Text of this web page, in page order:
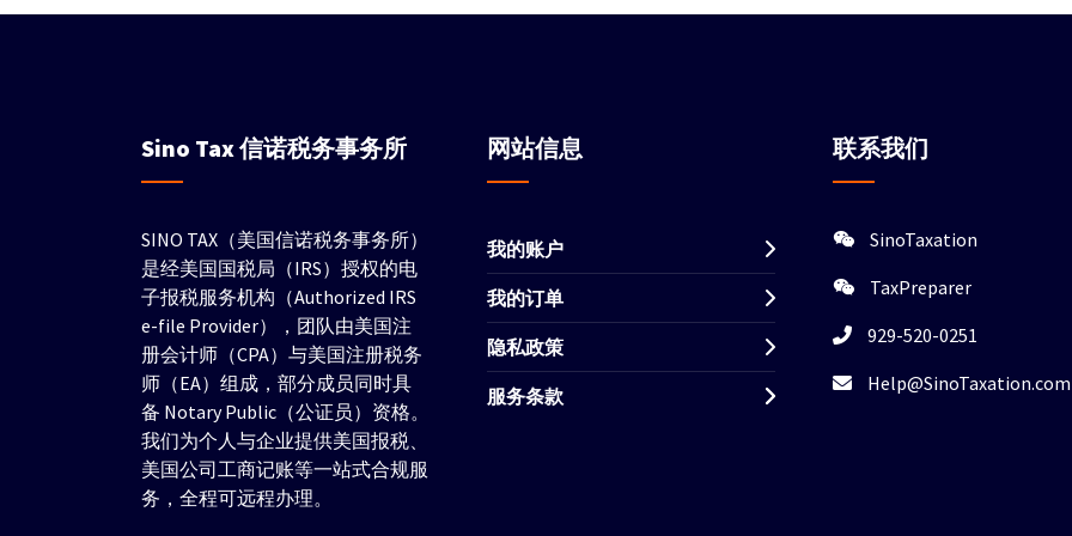
Sino Tax信诺税务事务所
SINO TAX（美国信诺税务事务所）
是经美国国税局（IRS）授权的电
子报税服务机构（Authorized IRS
e-file Provider），团队由美国注
册会计师（CPA）与美国注册税务
师（EA）组成，部分成员同时具
备 Notary Public（公证员）资格。
我们为个人与企业提供美国报税、
美国公司工商记账等一站式合规服
务，全程可远程办理。
网站信息
我的账户
我的订单
隐私政策
服务条款
联系我们
SinoTaxation
TaxPreparer
929-520-0251
Help@SinoTaxation.com